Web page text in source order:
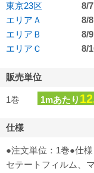
東京23区 8/7
エリアＡ
8/8
エリアＢ
8/9
エリアＣ
8/
販売単位
1巻 1mあたり
仕様
●注文単位：1巻●仕
セテートフィルム、